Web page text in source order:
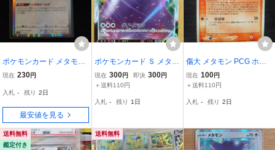
ポケモンカード メタモン
117/172 R仕様 ハイクラ
ス
現在 230円
入札 - 残り 2日
最安値を見る
ポケモンカード Ｓ メタモ
ン ＶＭＡＸ １枚
現在 300円 即決 300円
＋送料110円
入札 - 残り 1日
傷大 メタモン PCG ホロ
ンの塔デッキ 003 1ED メ
タモる ポケモンカード 古
ds
現在 100円
＋送料110円
入札 - 残り 2日
送料無料
鑑定付き
送料無料